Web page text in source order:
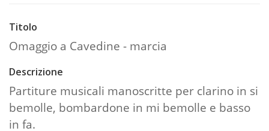
Titolo
Omaggio a Cavedine - marcia
Descrizione
Partiture musicali manoscritte per clarino in si
bemolle, bombardone in mi bemolle e basso
in fa.